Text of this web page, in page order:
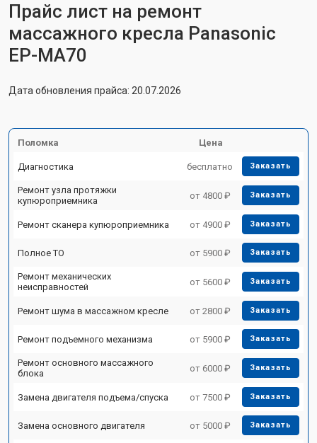
Прайс лист на ремонт
массажного кресла Panasonic
EP-MA70
Дата обновления прайса: 20.07.2026
Поломка Цена
Диагностика бесплатно Заказать
Ремонт узла протяжки
купюроприемника
от 4800 ₽ Заказать
Ремонт сканера купюроприемника от 4900 ₽ Заказать
Полное ТО от 5900 ₽ Заказать
Ремонт механических
неисправностей
от 5600 ₽ Заказать
Ремонт шума в массажном кресле от 2800 ₽ Заказать
Ремонт подъемного механизма от 5900 ₽ Заказать
Ремонт основного массажного
блока
от 6000 ₽ Заказать
Замена двигателя подъема/спуска от 7500 ₽ Заказать
Замена основного двигателя от 5000 ₽ Заказать